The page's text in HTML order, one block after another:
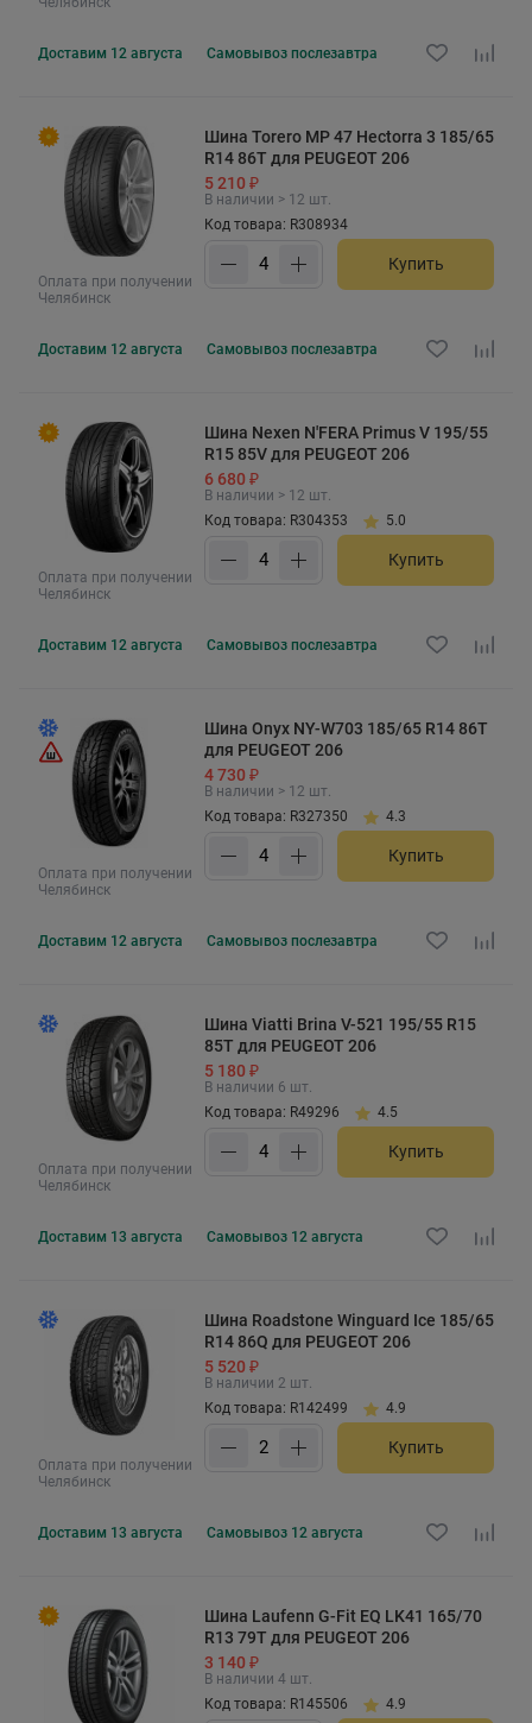
Доставим 12 августа Самовывоз послезавтра
Оплата при получении
Челябинск
Шина Torero MP 47 Hectorra 3 185/65
R14 86T для PEUGEOT 206
5 210 ₽
В наличии > 12 шт.
Код товара: R308934
Купить
Доставим 12 августа Самовывоз послезавтра
Оплата при получении
Челябинск
Шина Nexen N'FERA Primus V 195/55
R15 85V для PEUGEOT 206
6 680 ₽
В наличии > 12 шт.
Код товара: R304353
5.0
Купить
Доставим 12 августа Самовывоз послезавтра
Оплата при получении
Челябинск
Шина Onyx NY-W703 185/65 R14 86T
для PEUGEOT 206
4 730 ₽
В наличии > 12 шт.
Код товара: R327350
4.3
Купить
Доставим 12 августа Самовывоз послезавтра
Оплата при получении
Челябинск
Шина Viatti Brina V-521 195/55 R15
85T для PEUGEOT 206
5 180 ₽
В наличии 6 шт.
Код товара: R49296
4.5
Купить
Доставим 13 августа Самовывоз 12 августа
Оплата при получении
Челябинск
Шина Roadstone Winguard Ice 185/65
R14 86Q для PEUGEOT 206
5 520 ₽
В наличии 2 шт.
Код товара: R142499
4.9
Купить
Доставим 13 августа Самовывоз 12 августа
Шина Laufenn G-Fit EQ LK41 165/70
R13 79T для PEUGEOT 206
3 140 ₽
В наличии 4 шт.
Код товара: R145506
4.9